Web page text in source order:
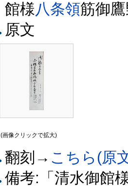
館様八条領筋御
原文
(画像クリックで拡大)
翻刻→ こちら(原
備考:「清水御館